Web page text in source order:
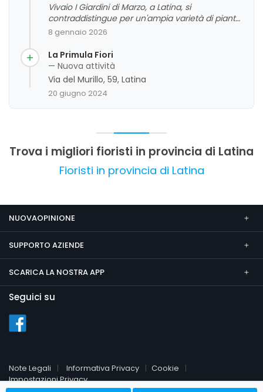
Vivaio I Giardini di Marzo, a Latina, si
contraddistingue per un'ampia varietà di piante,
fiori e materiali, accompagnata da un personale
altamente competente, gentile e disponibile. La
clientela apprezza soprattutto la qualità delle
piante, la vasta scelta e l'attenzione alle
esigenze del cliente, che contribuiscono a
un'esperienza di acquisto positiva. Le principali
aree di miglioramento non emergono dai
di rapporto qualità-prezzo. La reputazione del
cortesia del team, rendendolo un punto di
settore verde.
8 gennaio 2026
La Primula Fiori
— Nuova attività
Via del Murillo, 59, Latina
20 giugno 2024
Trova i migliori fioristi in provincia di Latina
Fioristi in provincia di Latina
NUOVAOPINIONE
SUPPORTO AZIENDE
SCARICA LA NOSTRA APP
Seguici su
Note Legali Informativa Privacy
Cookie
Impostazioni Privacy